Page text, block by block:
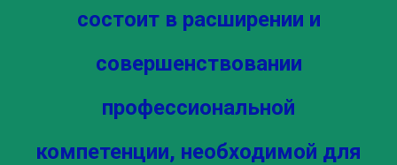
состоит в расширении и
совершенствовании
профессиональной
компетенции, необходимой для